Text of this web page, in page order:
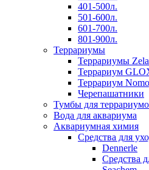
401-500л.
501-600л.
601-700л.
801-900л.
Террариумы
Террариумы
Террариум
Террариум
Черепашатники
Тумбы для
Вода для аквариума
Аквариумная химия
Средства для
Dennerle
Средства